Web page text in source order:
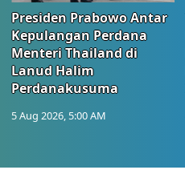
Presiden Prabowo Antar
Kepulangan Perdana
Menteri Thailand di
Lanud Halim
Perdanakusuma
5 Aug 2026, 5:00 AM